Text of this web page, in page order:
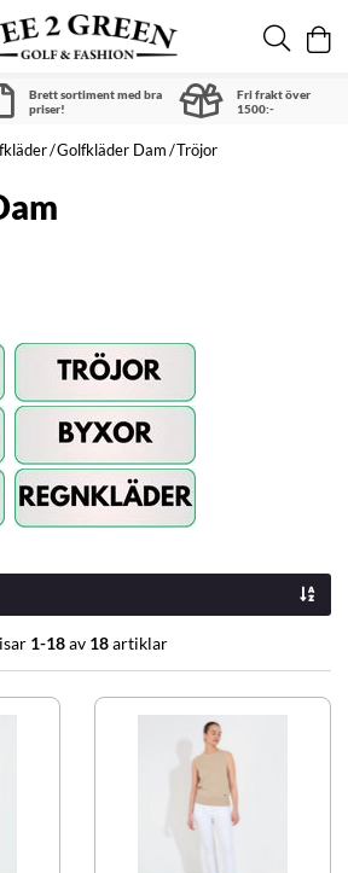
Brett sortiment med bra
priser!
Fri frakt över
1500:-
Golfkläder Dam Tröjor
1-18av 18artiklar